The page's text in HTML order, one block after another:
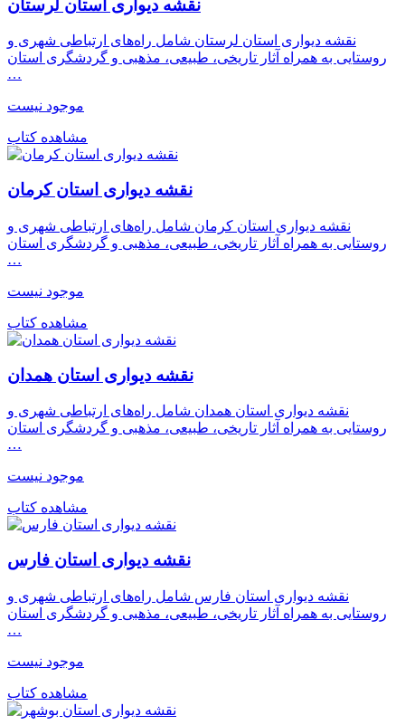
نقشه دیواری استان لرستان
نقشه دیواری استان لرستان شامل راه‌های ارتباطی شهری و
روستایی به همراه آثار تاریخی، طبیعی، مذهبی و گردشگری استان
…
موجود نیست
مشاهده کتاب
نقشه دیواری استان کرمان
نقشه دیواری استان کرمان شامل راه‌های ارتباطی شهری و
روستایی به همراه آثار تاریخی، طبیعی، مذهبی و گردشگری استان
…
موجود نیست
مشاهده کتاب
نقشه دیواری استان همدان
نقشه دیواری استان همدان شامل راه‌های ارتباطی شهری و
روستایی به همراه آثار تاریخی، طبیعی، مذهبی و گردشگری استان
…
موجود نیست
مشاهده کتاب
نقشه دیواری استان فارس
نقشه دیواری استان فارس شامل راه‌های ارتباطی شهری و
روستایی به همراه آثار تاریخی، طبیعی، مذهبی و گردشگری استان
…
موجود نیست
مشاهده کتاب